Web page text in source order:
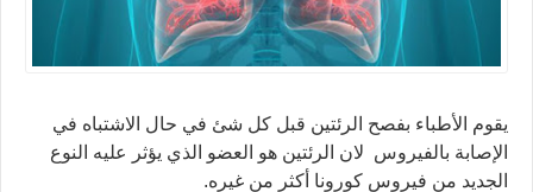
يقوم الأطباء بفصح الرئتين قبل كل شئ في حال الاشتباه في
الإصابة بالفيروس لان الرئتين هو العضو الذي يؤثر عليه النوع
الجديد من فيروس كورونا أكثر من غيره.